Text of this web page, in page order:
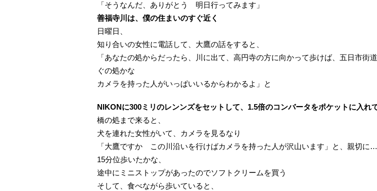
「そうなんだ、ありがとう 明日行ってみます」
善福寺川は、僕の住まいのすぐ近く
日曜日、
知り合いの女性に電話して、大鷹の話をすると、
「あなたの処からだったら、川に出て、高円寺の方に向かって歩けば、五日市街
ぐの処かな
カメラを持った人がいっぱいいるからわかるよ」と
NIKONに300ミリのレンンズをセットして、1.5倍のコンバータをポケットに入れ
橋の処まで来ると、
犬を連れた女性がいて、カメラを見るなり
「大鷹ですか この川沿いを行けばカメラを持った人が沢山います」と、親切に…
15分位歩いたかな、
途中にミニストップがあったのでソフトクリームを買う
そして、食べながら歩いていると、